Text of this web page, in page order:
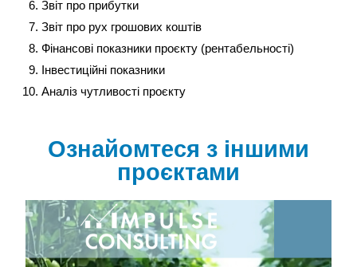
Звіт про прибутки
Звіт про рух грошових коштів
Фінансові показники проєкту (рентабельності)
Інвестиційні показники
Аналіз чутливості проєкту
Ознайомтеся з іншими
проєктами